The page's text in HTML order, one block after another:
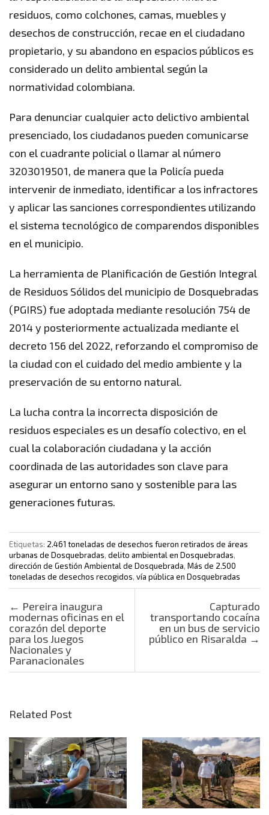
residuos, como colchones, camas, muebles y
desechos de construcción, recae en el ciudadano
propietario, y su abandono en espacios públicos es
considerado un delito ambiental según la
normatividad colombiana.
Para denunciar cualquier acto delictivo ambiental
presenciado, los ciudadanos pueden comunicarse
con el cuadrante policial o llamar al número
3203019501, de manera que la Policía pueda
intervenir de inmediato, identificar a los infractores
y aplicar las sanciones correspondientes utilizando
el sistema tecnológico de comparendos disponibles
en el municipio.
La herramienta de Planificación de Gestión Integral
de Residuos Sólidos del municipio de Dosquebradas
(PGIRS) fue adoptada mediante resolución 754 de
2014 y posteriormente actualizada mediante el
decreto 156 del 2022, reforzando el compromiso de
la ciudad con el cuidado del medio ambiente y la
preservación de su entorno natural.
La lucha contra la incorrecta disposición de
residuos especiales es un desafío colectivo, en el
cual la colaboración ciudadana y la acción
coordinada de las autoridades son clave para
asegurar un entorno sano y sostenible para las
generaciones futuras.
Etiquetas: 2.461 toneladas de desechos fueron retirados de áreas
urbanas de Dosquebradas, delito ambiental en Dosquebradas,
dirección de Gestión Ambiental de Dosquebrada, Más de 2.500
toneladas de desechos recogidos, vía pública en Dosquebradas
Post navigation
← Pereira inaugura
modernas oficinas en el
corazón del deporte
para los Juegos
Nacionales y
Paranacionales
Capturado
transportando cocaína
en un bus de servicio
público en Risaralda →
Related Post